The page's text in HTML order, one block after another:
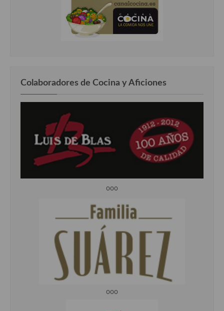
Colaboradores de Cocina y Aficiones
ooo
ooo